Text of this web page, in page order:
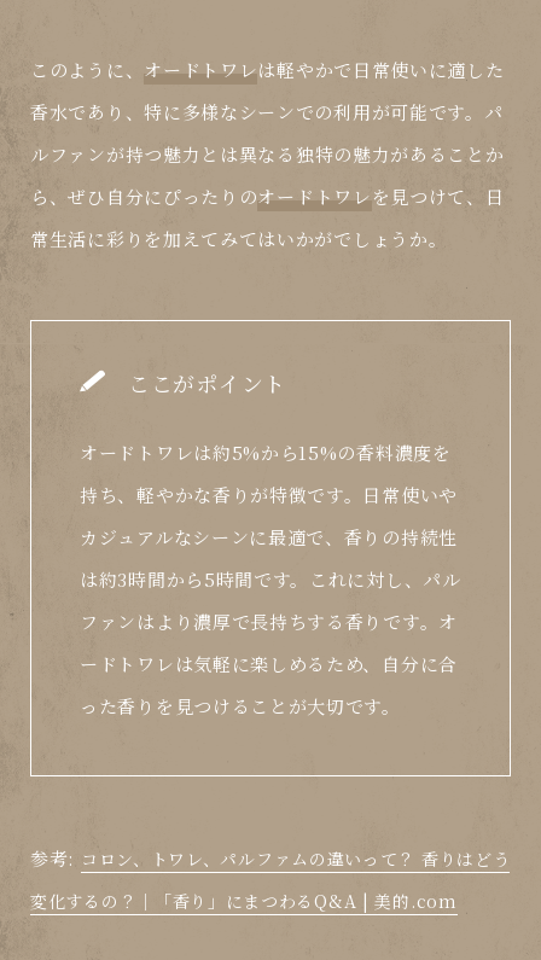
このように、 オードトワレは軽やかで日常使いに適した
香水であり、特に多様なシーンでの利用が可能です。 パ
ルファンが持つ魅力とは異なる独特の魅力があることか
ら、ぜひ自分にぴったりのオードトワレを見つけて、日
常生活に彩りを加えてみてはいかがでしょうか。
ここがポイント
オードトワレは約5%から15%の香料濃度を
持ち、軽やかな香りが特徴です。日常使いや
カジュアルなシーンに最適で、香りの持続性
は約3時間から5時間です。これに対し、パル
ファンはより濃厚で長持ちする香りです。オ
ードトワレは気軽に楽しめるため、自分に合
った香りを見つけることが大切です。
参考: コロン、トワレ、パルファムの違いって？ 香りはどう
変化するの？｜「香り」にまつわるQ&A | 美的.com